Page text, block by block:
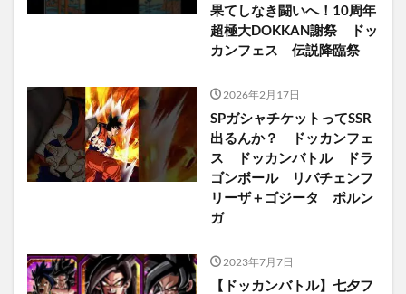
果てしなき闘いへ！10周年
超極大DOKKAN謝祭 ドッ
カンフェス 伝説降臨祭
2026年2月17日
SPガシャチケットってSSR
出るんか？ ドッカンフェ
ス ドッカンバトル ドラ
ゴンボール リバチェンフ
リーザ＋ゴジータ ポルン
ガ
2023年7月7日
【ドッカンバトル】七夕フ